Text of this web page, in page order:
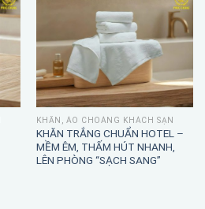
KHĂN, ÁO CHOÀNG KHÁCH SẠN
KHĂN TRẮNG CHUẨN HOTEL –
MỀM ÊM, THẤM HÚT NHANH,
LÊN PHÒNG “SẠCH SANG”